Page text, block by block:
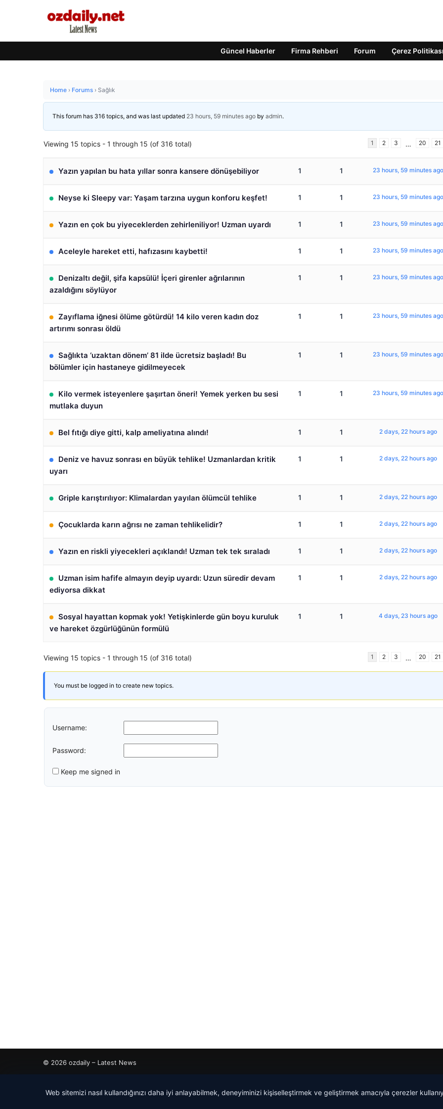
Güncel Haberler Firma Rehberi Forum Çerez Politikası
Home › Forums › Sağlık
This forum has 316 topics, and was last updated 23 hours, 59 minutes ago by admin.
Viewing 15 topics - 1 through 15 (of 316 total) 1 2 3 … 20 21
Yazın yapılan bu hata yıllar sonra kansere dönüşebiliyor 1 1 23 hours, 59 minutes ago
Neyse ki Sleepy var: Yaşam tarzına uygun konforu keşfet! 1 1 23 hours, 59 minutes ago
Yazın en çok bu yiyeceklerden zehirleniliyor! Uzman uyardı 1 1 23 hours, 59 minutes ago
Aceleyle hareket etti, hafızasını kaybetti! 1 1 23 hours, 59 minutes ago
Denizaltı değil, şifa kapsülü! İçeri girenler ağrılarının
azaldığını söylüyor
1 1 23 hours, 59 minutes ago
Zayıflama iğnesi ölüme götürdü! 14 kilo veren kadın doz
artırımı sonrası öldü
1 1 23 hours, 59 minutes ago
Sağlıkta ‘uzaktan dönem’ 81 ilde ücretsiz başladı! Bu
bölümler için hastaneye gidilmeyecek
1 1 23 hours, 59 minutes ago
Kilo vermek isteyenlere şaşırtan öneri! Yemek yerken bu sesi
mutlaka duyun
1 1 23 hours, 59 minutes ago
Bel fıtığı diye gitti, kalp ameliyatına alındı! 1 1 2 days, 22 hours ago
Deniz ve havuz sonrası en büyük tehlike! Uzmanlardan kritik
uyarı
1 1 2 days, 22 hours ago
Griple karıştırılıyor: Klimalardan yayılan ölümcül tehlike 1 1 2 days, 22 hours ago
Çocuklarda karın ağrısı ne zaman tehlikelidir? 1 1 2 days, 22 hours ago
Yazın en riskli yiyecekleri açıklandı! Uzman tek tek sıraladı 1 1 2 days, 22 hours ago
Uzman isim hafife almayın deyip uyardı: Uzun süredir devam
ediyorsa dikkat
1 1 2 days, 22 hours ago
Sosyal hayattan kopmak yok! Yetişkinlerde gün boyu kuruluk
ve hareket özgürlüğünün formülü
1 1 4 days, 23 hours ago
Viewing 15 topics - 1 through 15 (of 316 total) 1 2 3 … 20 21
You must be logged in to create new topics.
Username:
Password:
Keep me signed in
© 2026 ozdaily – Latest News
Web sitemizi nasıl kullandığınızı daha iyi anlayabilmek, deneyiminizi kişiselleştirmek ve geliştirmek amacıyla çerezler